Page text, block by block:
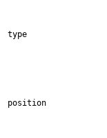
type
position